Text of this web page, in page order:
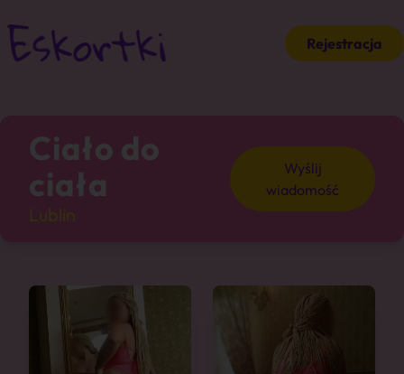
Rejestracja
Ciało do
ciała
Wyślij
wiadomość